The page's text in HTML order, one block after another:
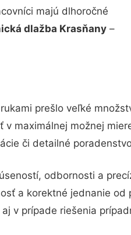
majú dlhoročné
dlažba Krasňany –
prešlo veľké
maximálnej možnej
či detailné
odbornosti a
a korektné jednanie
v prípade riešenia